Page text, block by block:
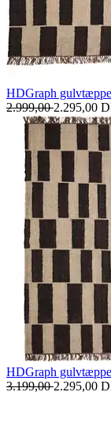
HDGraph
2.999,002.295,00
HDGraph
3.199,002.295,00